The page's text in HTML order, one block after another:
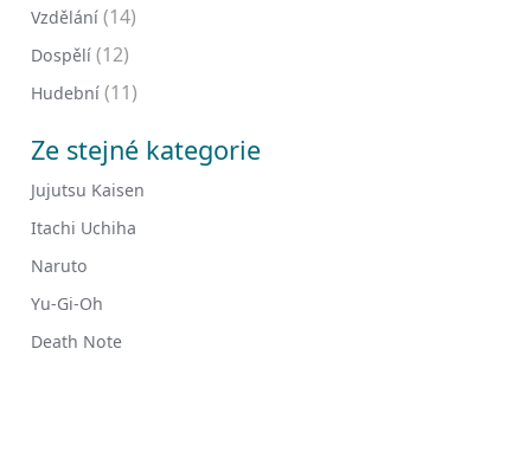
Vzdělání (14)
Dospělí (12)
Hudební (11)
Ze stejné kategorie
Jujutsu Kaisen
Itachi Uchiha
Naruto
Yu-Gi-Oh
Death Note